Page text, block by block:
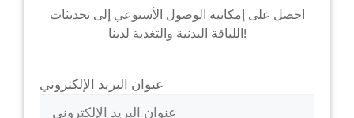
احصل على إمكانية الوصول الأسبوعي إلى تحديثات
اللياقة البدنية والتغذية لدينا!
عنوان البريد الإلكتروني